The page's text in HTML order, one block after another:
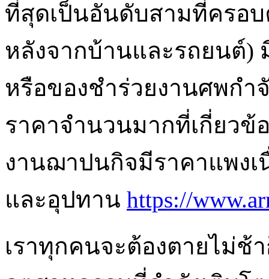
ที่สุดเป็นอันดับสามที่ครอ
หลังจากบ้านและรถยนต์)
หรือของชำร่วยงานศพกำ
ราคาจำนวนมากที่เกี่ยวข้
งานฌาปนกิจมีราคาแพง
และอุปทาน https://
เราทุกคนจะต้องตายไม่ช้